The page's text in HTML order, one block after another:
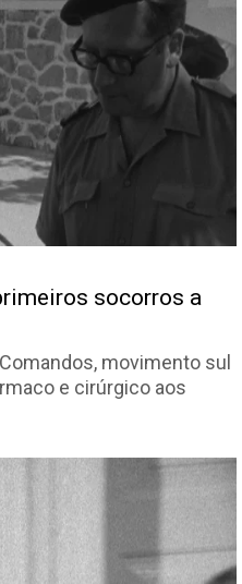
socorros a
movimento sul
e cirúrgico aos